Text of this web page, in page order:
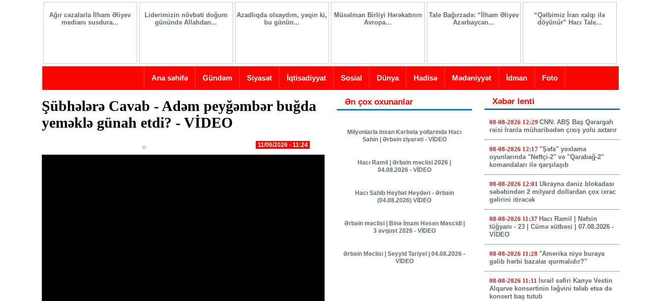
Skip to main content
Ağır cəzalarla İlham Əliyev
medianı susdura...
Liderimizin növbəti doğum
günündə Allahdan...
Azadlıqda olsaydım, yəqin ki,
bu günün...
Müsəlman Birliyi Hərəkatının
Avropa...
Tale Bağırzadə: “İlham Əliyev
Azərbaycan...
“Qəlbimiz İran xalqı ilə
döyünür” Hacı Tale...
Ana səhifə Gündəm Siyasət İqtisadiyyat Sosial Dünya Hadisə Mədəniyyət İdman Foto
Şübhələrə Cavab - Adəm peyğəmbər buğda
yeməklə günah etdi? - VİDEO
11/06/2026 - 11:24
Ən çox oxunanlar
Milyonlarla insan Kərbəla yollarında Hacı
Sahin | Ərbəin ziyarəti - VİDEO
Hacı Ramil | Ərbəin məclisi 2026 |
04.08.2026 - VİDEO
Hacı Sahib Heybət Heydəri - Ərbəin
(04.08.2026) VİDEO
Ərbəin məclisi | Binə İmam Həsən Məscidi |
3 avqust 2026 - VİDEO
Ərbəin Məclisi | Seyyid Tariyel | 04.08.2026 -
VİDEO
Xəbər lenti
08-08-2026 12:29 CNN: ABŞ Baş Qərargah
rəisi İranla müharibədən çıxış yolu axtarır
08-08-2026 12:17 "Şəfa" yoxlama
oyunlarında "Neftçi-2" və "Qarabağ-2"
komandaları ilə qarşılaşıb
08-08-2026 12:01 Ukrayna dəniz blokadası
səbəbindən 2 milyard dollardan çox ixrac
gəlirini itirəcək
08-08-2026 11:37 Hacı Ramil | Nəfsin
tüğyanı - 23 | Cümə xütbəsi | 07.08.2026 -
VİDEO
08-08-2026 11:28 "Amerika niyə buraya
gəlib hərbi bazalar qurmalıdır?"
08-08-2026 11:11 İsrail səfiri Kanye Vestin
Alqarve konsertinin ləğvini tələb etsə də
konsert baş tutub